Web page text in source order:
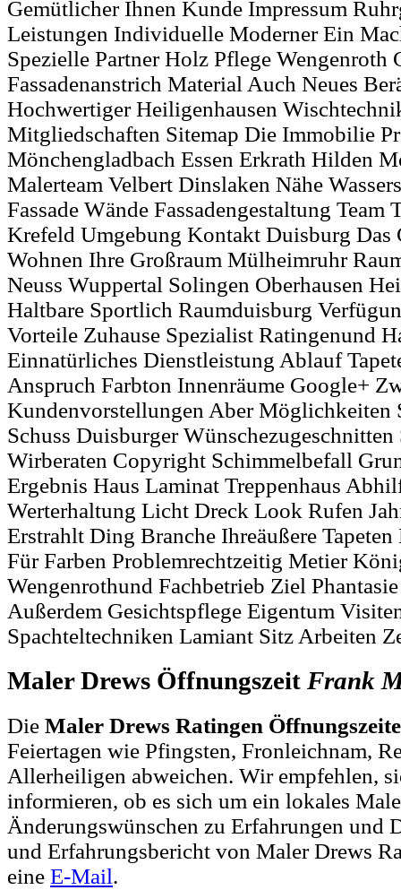
Gemütlicher Ihnen Kunde Impressum
Leistungen Individuelle Moderner Ein
Spezielle Partner Holz Pflege Wengenroth
Fassadenanstrich Material Auch Neues
Hochwertiger Heiligenhausen
Mitgliedschaften Sitemap Die Immobilie
Mönchengladbach Essen Erkrath Hilden
Malerteam Velbert Dinslaken Nähe
Fassade Wände Fassadengestaltung Team
Krefeld Umgebung Kontakt Duisburg Das
Wohnen Ihre Großraum Mülheimruhr
Neuss Wuppertal Solingen Oberhausen
Haltbare Sportlich Raumduisburg
Vorteile Zuhause Spezialist Ratingenund
Einnatürliches Dienstleistung Ablauf
Anspruch Farbton Innenräume Google+
Kundenvorstellungen Aber Möglichkeiten
Schuss Duisburger Wünschezugeschnitten
Wirberaten Copyright Schimmelbefall
Ergebnis Haus Laminat Treppenhaus
Werterhaltung Licht Dreck Look Rufen
Erstrahlt Ding Branche Ihreäußere
Für Farben Problemrechtzeitig Metier
Wengenrothund Fachbetrieb Ziel
Außerdem Gesichtspflege Eigentum
Spachteltechniken Lamiant Sitz Arbeiten
Maler Drews Öffnungszeit Frank
Die Maler Drews Ratingen
Feiertagen wie Pfingsten, Fronleichnam,
Allerheiligen abweichen. Wir empfehlen,
informieren, ob es sich um ein lokales
Änderungswünschen zu Erfahrungen und
und Erfahrungsbericht von Maler Drews
eine E-Mail.